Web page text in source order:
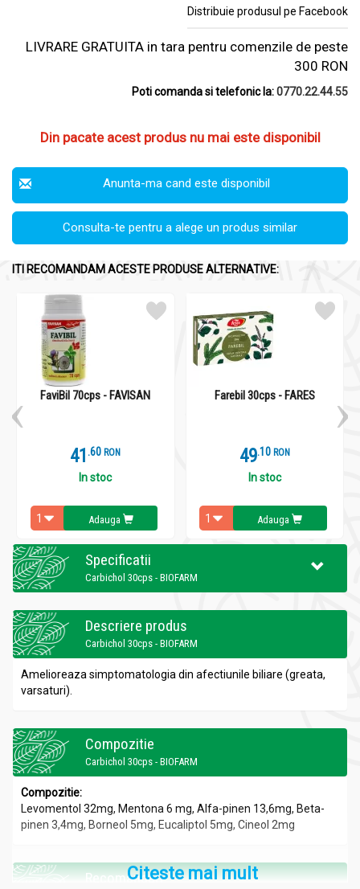
Distribuie produsul pe Facebook
LIVRARE GRATUITA in tara pentru comenzile de peste
300 RON
Poti comanda si telefonic la:0770.22.44.55
Din pacate acest produs nu mai este disponibil
Anunta-ma cand este disponibil
Consulta-te pentru a alege un produs similar
ITI RECOMANDAM ACESTE PRODUSE ALTERNATIVE:
FaviBil 70cps - FAVISAN
41 .6 RON
In stoc
Adauga
Farebil 30cps - FARES
49.1 RON
In stoc
Adauga
Specificatii
Carbichol 30cps - BIOFARM
Descriere produs
Carbichol 30cps - BIOFARM
Amelioreaza simptomatologia din afectiunile biliare (greata,
varsaturi).
Compozitie
Carbichol 30cps - BIOFARM
Compozitie:
Levomentol 32mg, Mentona 6 mg, Alfa-pinen 13,6mg, Beta-
pinen 3,4mg, Borneol 5mg, Eucaliptol 5mg, Cineol 2mg
RecomandariCiteste mai mult